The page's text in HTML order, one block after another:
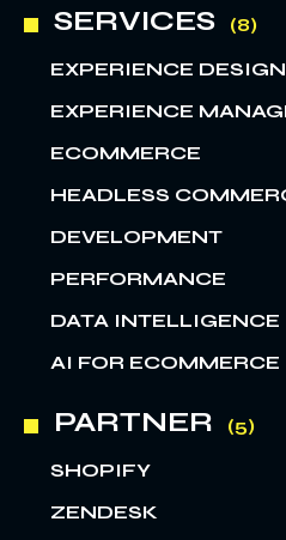
SERVICES
EXPERIENCE DESIGN
EXPERIENCE
ECOMMERCE
HEADLESS
DEVELOPMENT
PERFORMANCE
DATA INTELLIGENCE
AI FOR ECOMMERCE
PARTNER
SHOPIFY
ZENDESK